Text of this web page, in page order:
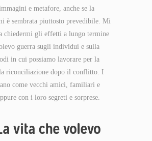
e metafore, anche se la
è sembrata piuttosto prevedibile. Mi
chiedermi gli effetti a lungo termine
guerra sugli individui e sulla
in cui possiamo lavorare per la
riconciliazione dopo il conflitto. I
come vecchi amici, familiari e
con i loro segreti e sorprese.
vita che volevo